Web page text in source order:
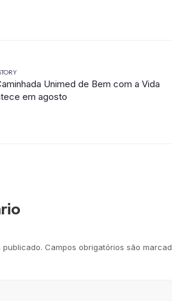
Unimed de Bem com a Vida
em agosto
publicado. Campos obrigatórios são